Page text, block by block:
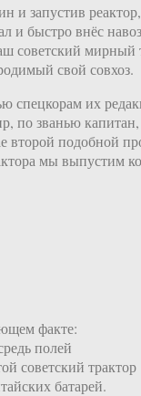
и запустив реактор,
и быстро внёс
советский мирный
свой совхоз.
спецкорам их
по званью капитан,
второй подобной
мы выпустим
факте:
полей
советский трактор
батарей.